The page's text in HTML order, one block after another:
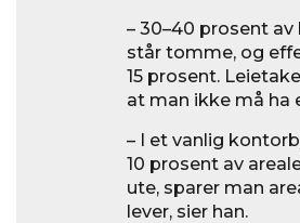
– 30–40 prosent
står tomme, og
15 prosent.
at man ikke må ha
– I et vanlig
10 prosent av
ute, sparer man
lever, sier han.